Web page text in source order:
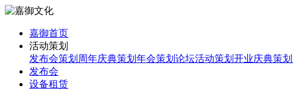
嘉御首页
活动策划
发布会策划 周年庆典策划 年会策划 论坛活动策划 开业庆典策划
发布会
设备租赁